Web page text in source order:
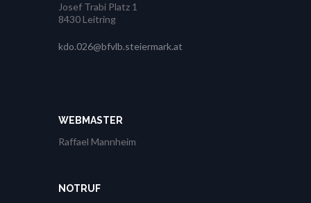
Josef Trabi Platz 1
8430 Leitring
kdo.026@bfvlb.steiermark.at
WEBMASTER
Raffael Mannheim
NOTRUF